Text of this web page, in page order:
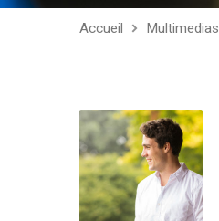
Accueil Multimedias